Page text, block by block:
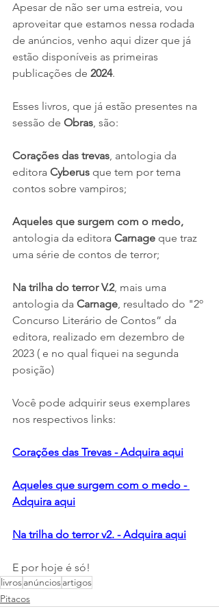
Apesar de não ser uma estreia, vou
aproveitar que estamos nessa rodada
de anúncios, venho aqui dizer que já
estão disponíveis as primeiras
publicações de 2024.
Esses livros, que já estão presentes na
sessão de Obras, são:
Corações das trevas, antologia da
editora Cyberus que tem por tema
contos sobre vampiros;
Aqueles que surgem com o medo,
antologia da editora Carnage que traz
uma série de contos de terror;
Na trilha do terror V.2, mais uma
antologia da Carnage, resultado do "2º
Concurso Literário de Contos” da
editora, realizado em dezembro de
2023 ( e no qual fiquei na segunda
posição)
Você pode adquirir seus exemplares
nos respectivos links:
Corações das Trevas - Adquira aqui
Aqueles que surgem com o medo -
Adquira aqui
Na trilha do terror v2. - Adquira aqui
E por hoje é só!
livrosanúnciosartigos
Pitacos